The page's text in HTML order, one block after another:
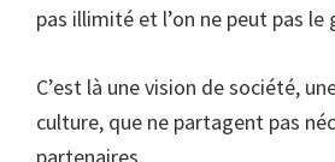
pas illimité et l’on ne peut pas le
C’est là une vision de société,
culture, que ne partagent pas